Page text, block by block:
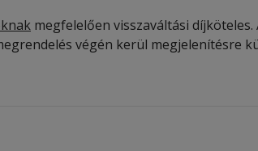
megfelelően visszaváltási
végén kerül megjelenítésre